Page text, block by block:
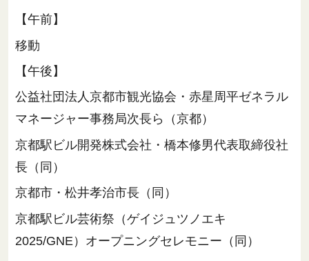
【午前】
移動
【午後】
公益社団法人京都市観光協会・赤星周平ゼネラル
マネージャー事務局次長ら（京都）
京都駅ビル開発株式会社・橋本修男代表取締役社
長（同）
京都市・松井孝治市長（同）
京都駅ビル芸術祭（ゲイジュツノエキ
2025/GNE）オープニングセレモニー（同）